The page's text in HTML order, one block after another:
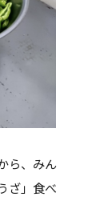
ら、みん
ざ」食べ